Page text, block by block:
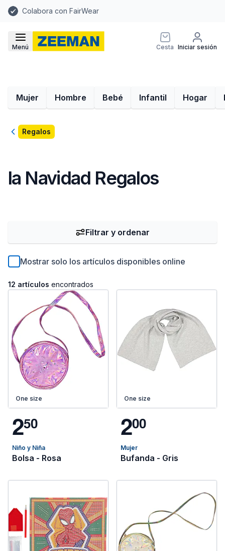
Colabora con FairWear
Menú Cesta Iniciar sesión
Mujer Hombre Bebé Infantil Hogar
VolverRegalos
la Navidad Regalos
Mostrar solo los artículos disponibles online
12 artículos encontrados
Filtrar y ordenar
One size
250
Niño y Niña
Bolsa - Rosa
One size
200
Mujer
Bufanda - Gris